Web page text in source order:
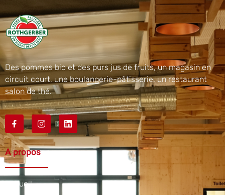
Des pommes bio et des purs jus de fruits, un magasin en
circuit court, une boulangerie-pâtisserie, un restaurant
salon de thé.
A propos
Accueil